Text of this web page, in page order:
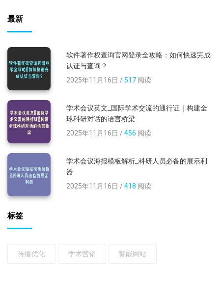
最新
软件著作权查询官网登录全攻略：如何快速完成
认证与查询？
2025年11月16日 / 517 阅读
学术会议英文_国际学术交流的通行证｜构建全
球科研对话的语言桥梁
2025年11月16日 / 456 阅读
学术会议海报模板解析_科研人员必备的展示利
器
2025年11月16日 / 418 阅读
标签
传播优化 学术营销 智能网站